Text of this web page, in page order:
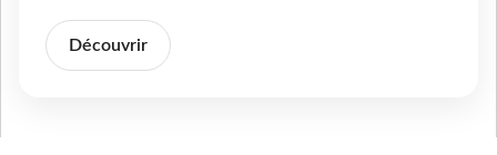
Découvrir